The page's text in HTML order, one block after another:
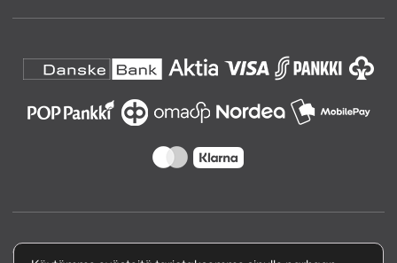
Copyright © 2026 Kuva ja Ääni Oy